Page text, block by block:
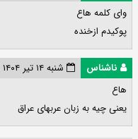
وای کلمه هاع
پوکیدم ازخنده
ناشناس
شنبه ۱۴ تیر ۱۴۰۴ ۲۳:۱۵:۳۹
هاع
یعنی چیه به زبان عربهای عراق